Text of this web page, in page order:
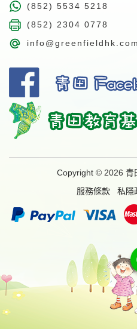
(852) 5534 5218
(852) 2304 0778
info@greenfieldhk.com
Copyright © 2026 青
服務條款
私隱